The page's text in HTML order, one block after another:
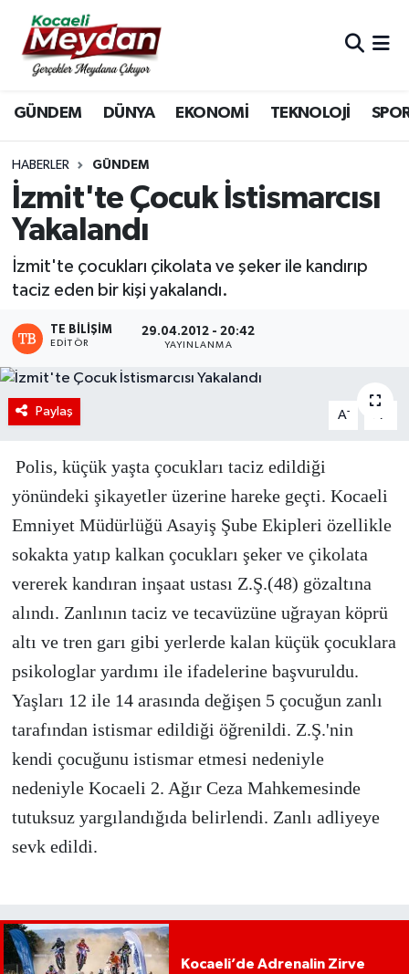
GÜNDEM DÜNYA EKONOMİ TEKNOLOJİ
HABERLER GÜNDEM
İzmit'te Çocuk İstismarcısı
Yakalandı
İzmit'te çocukları çikolata ve şeker ile kandırıp
taciz eden bir kişi yakalandı.
TE BILIŞIM
EDITÖR
29.04.2012 - 20:42
YAYINLANMA
Paylaş A- A
Polis, küçük yaşta çocukları taciz edildiği
yönündeki şikayetler üzerine hareke geçti. Kocaeli
Emniyet Müdürlüğü Asayiş Şube Ekipleri özellikle
sokakta yatıp kalkan çocukları şeker ve çikolata
vererek kandıran inşaat ustası Z.Ş.(48) gözaltına
alındı. Zanlının taciz ve tecavüzüne uğrayan köprü
altı ve tren garı gibi yerlerde kalan küçük çocuklara
psikologlar yardımı ile ifadelerine başvuruldu.
Yaşları 12 ile 14 arasında değişen 5 çocuğun zanlı
tarafından istismar edildiği öğrenildi. Z.Ş.'nin
kendi çocuğunu istismar etmesi nedeniyle
nedeniyle Kocaeli 2. Ağır Ceza Mahkemesinde
tutuksuz yargılandığıda belirlendi. Zanlı adliyeye
sevk edildi.
Kocaeli’de Adrenalin Zirve
Nöbetçi Eczaneler
Hava Durumu
Trafik Durumu
Süper Lig Puan Durumu ve Fikstür
Son Dakika Haberleri
Haber Arşivi